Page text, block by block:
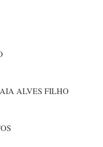
ALVES FILHO